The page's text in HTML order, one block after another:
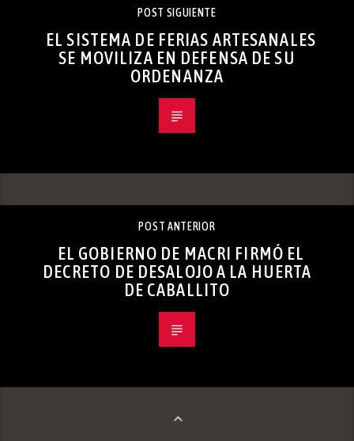
POST SIGUIENTE
EL SISTEMA DE FERIAS ARTESANALES
SE MOVILIZA EN DEFENSA DE SU
ORDENANZA
POST ANTERIOR
EL GOBIERNO DE MACRI FIRMÓ EL
DECRETO DE DESALOJO A LA HUERTA
DE CABALLITO